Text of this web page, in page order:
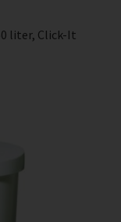
liter, Click-It